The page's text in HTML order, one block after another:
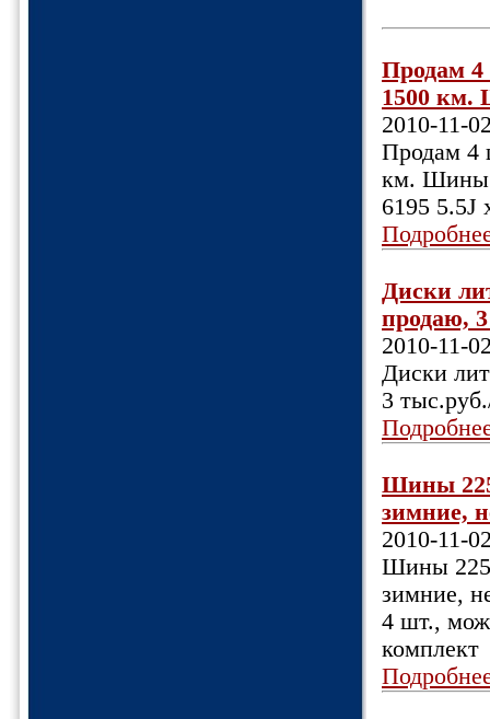
Продам
1500 км.
2010-11-
Продам 4
км. Шины
6195 5.5J
Диски
продаю,
2010-11-
Диски
3
Шины
зимние,
2010-11-
Шины
зимние,
4 шт.,
комплект